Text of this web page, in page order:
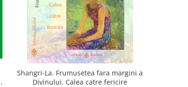
Shangri-La. Frumusetea fara margini a
Divinului. Calea catre fericire